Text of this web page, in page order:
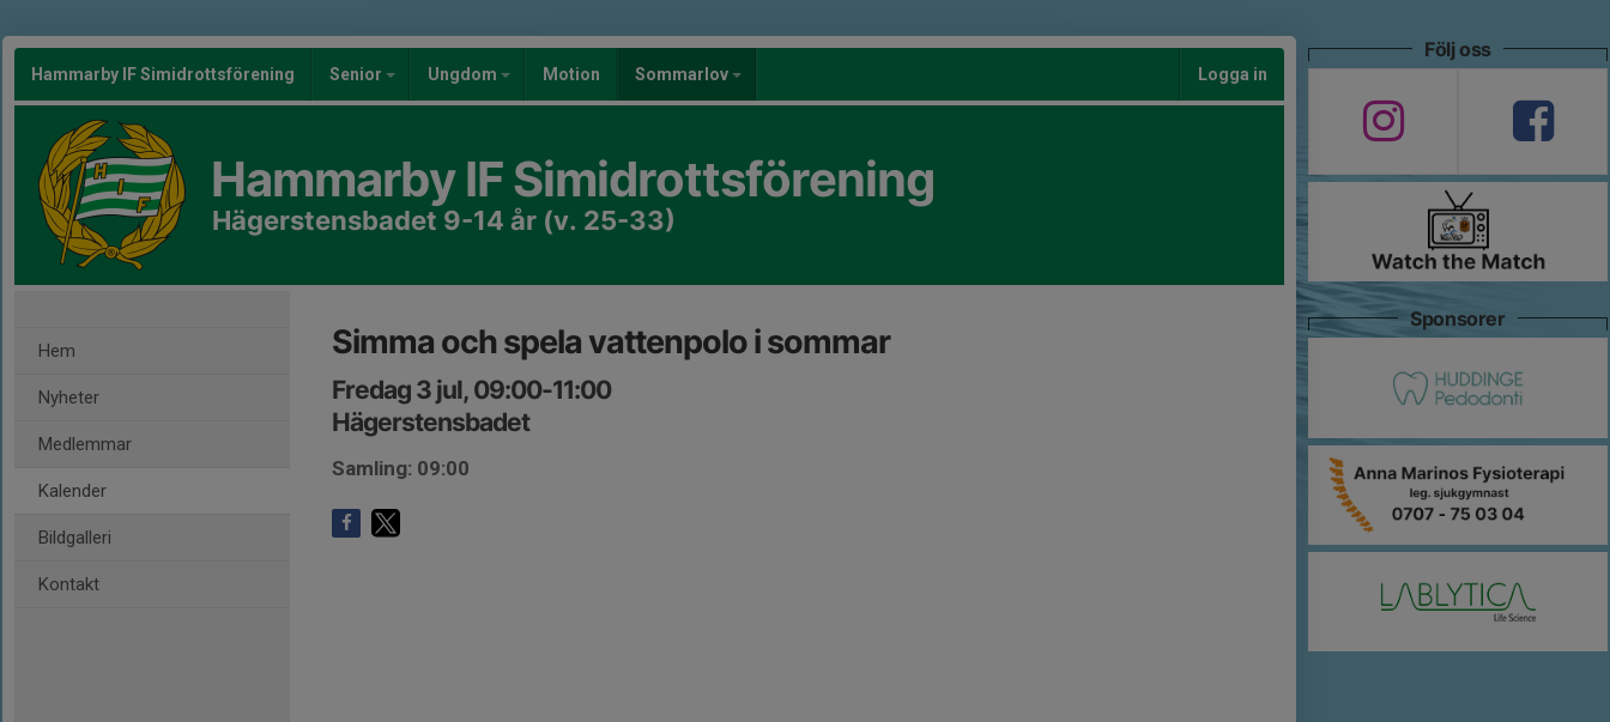
Hammarby IF Simidrottsförening Senior Ungdom Motion Sommarlov Logga in
Hammarby IF Simidrottsförening
Hägerstensbadet 9-14 år (v. 25-33)
Hem
Nyheter
Medlemmar
Kalender
Bildgalleri
Kontakt
Simma och spela vattenpolo i sommar
Fredag 3 jul, 09:00-11:00
Hägerstensbadet
Samling: 09:00
Följ oss
Sponsorer